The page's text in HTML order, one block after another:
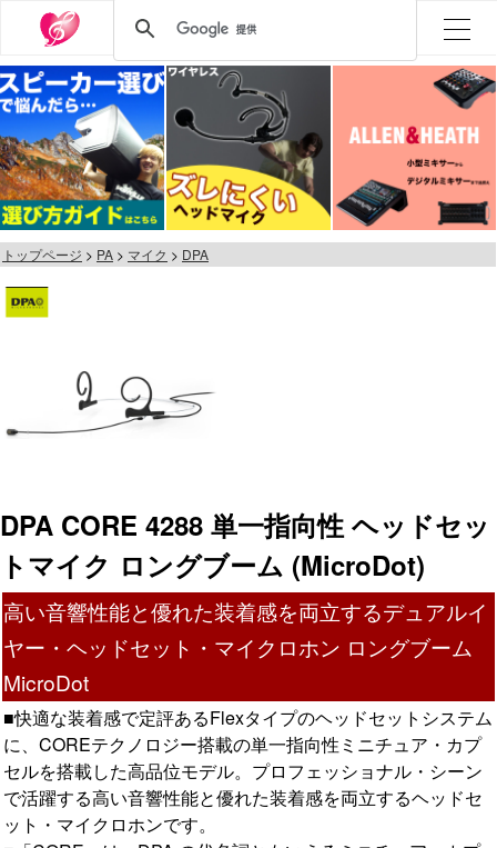
トップページ PA マイク DPA
DPA CORE 4288 単一指向性 ヘッドセッ
トマイク ロングブーム (MicroDot)
高い音響性能と優れた装着感を両立するデュアルイ
ヤー・ヘッドセット・マイクロホン ロングブーム
MicroDot
■快適な装着感で定評あるFlexタイプのヘッドセットシステム
に、COREテクノロジー搭載の単一指向性ミニチュア・カプ
セルを搭載した高品位モデル。プロフェッショナル・シーン
で活躍する高い音響性能と優れた装着感を両立するヘッドセ
ット・マイクロホンです。